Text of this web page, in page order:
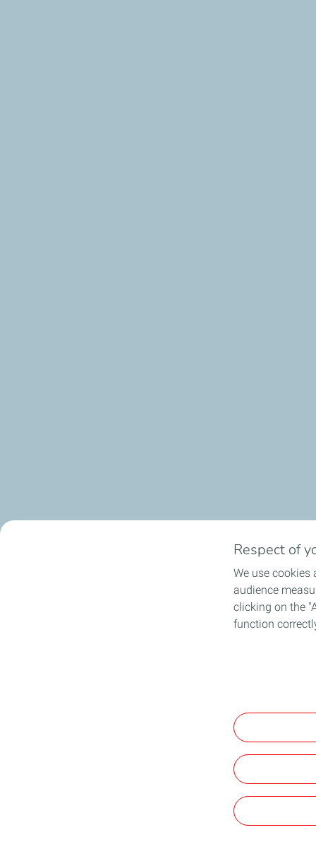
Respect of
We use
audience
clicking on the
function
View the